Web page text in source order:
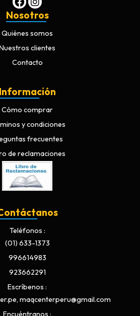
Nosotros
Quiénes somos
clientes
Contacto
Información
Cómo comprar
y condiciones
frecuentes
de reclamaciones
Teléfonos
(01) 633-1373
996614983
923662291
Escríbenos
maqcenterperu@gmail.com
Encuéntranos